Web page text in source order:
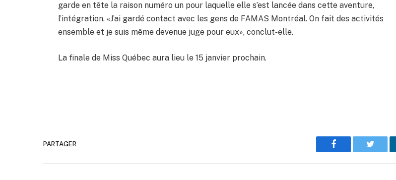
garde en tête la raison numéro un pour laquelle elle s’est lancée dans cette aventure,
l’intégration. «J’ai gardé contact avec les gens de FAMAS Montréal. On fait des activités
ensemble et je suis même devenue juge pour eux», conclut-elle.
La finale de Miss Québec aura lieu le 15 janvier prochain.
PARTAGER
Facebook Twitter